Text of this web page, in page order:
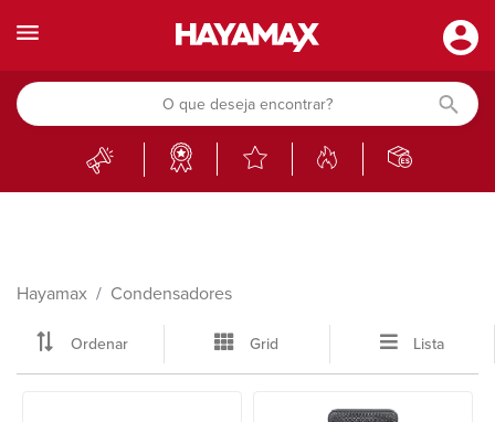
Hayamax Condensadores
Ordenar Grid Lista